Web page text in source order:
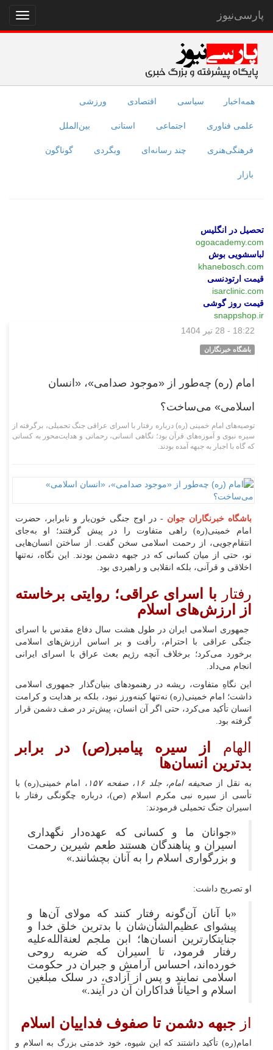
نمایش
منو
پارسی‌نیوز
همه‌اخبار سیاسی اقتصادی ورزشی
علمی فناوری اجتماعی استانی بین‌الملل
فرهنگی‌هنری چند رسانه‌ای وبگردی گوناگون
بازار
تحصیل در انگلیس
ogoacademy.com
لباسشویی بوش
khanebosch.com
قیمت ارتودنسی
isarclinic.com
قیمت روز گوشی
snappshop.ir
18:22 - 28 تیر 1404
باشگاه خبرنگاران
امام (ره) چه‌طور از «موجود صدامی»، «انسان
اسلامی» می‌ساخت؟
توصیه‌های امام خمینی (ره) درباره رفتار با اسرای عراقی جنگ تحمیلی، برگرفته از
سیره نبوی و آموزه‌های قرآن بود؛ نگاهی انسانی، رحمانی و هدایت‌محور به کسانی
که گاه با اجبار به جبهه آمده بودند.
باشگاه خبرنگاران جوان - در اوج جنگی خون‌بار و نابرابر، حضرت
امام خمینی(ره) راهی متفاوت را در پیش گرفتند؛ او به‌جای
انتقام‌جویی، از رحمت اسلامی سخن گفت. از ساختن انسان‌هایی
نو، حتی از میان کسانی که در جبهه دشمن بودند. این نگاه، نه‌تنها
اخلاقی و قرآنی، بلکه انقلابی و راهبردی بود.
رفتار با اسرای عراقی؛ روایتی برخاسته
از ارزش‌های اسلام
جمهوری اسلامی ایران در طول هشت سال دفاع مقدس با اسرای
جنگی عراقی با احترام، رأفت و بر اساس ارزش‌های اسلامی
برخورد می‌کرد؛ برخلاف آنچه رژیم بعث عراق با اسرای ایرانی
انجام می‌داد.
این نگاهِ متفاوت، ریشه در رهنمودهای بنیان‌گذار جمهوری اسلامی
داشت؛ امام خمینی(ره) نه‌تنها کینه‌ورز نبود، بلکه بر هدایت و کرامت
انسان تأکید می‌کرد، حتی اگر آن انسان، پیش‌تر در صف دشمن قرار
گرفته بود.
الهام
از سیره پیامبر(ص) در برابر
بدترین انسان‌ها
به نقل از صحیفه امام، جلد ۱۶، صفحه ۱۵۷
، امام خمینی(ره) با
تأسی از سیره نبی مکرم اسلام (ص)، درباره چگونگی رفتار با
اسیران جنگ تحمیلی فرمودند:
«جوانان ما و کسانی که عهده‌دار نگهداری
اسیران و پناهندگان هستند طعم شیرین رحمت
و بزرگواری اسلام را به آنان بچشانند.»
او تصریح داشت:
«با آنان آن‌گونه رفتار کنند که مولای آن‌ها و
پیشوای عظیم‌الشأن‌شان با بدترین خلق خدا و
جنایت‍کارترین انسان‌ها؛ ابن ملجم لعنة‌الله‌علیه
رفتار فرمود، تا اسیران که ضربه روحی
خورده‌اند، احساس آرامش و جبران در حکومت
اسلامی نمایند و پس از آزادی، در سلک مبلغین
اسلام و احیاناً فداکاران آن در آیند.»
از جبهه دشمن تا صفوف فداییان اسلام
امام(ره) تأکید داشتند که این شیوه، خود خدمتی بزرگ به اسلام و